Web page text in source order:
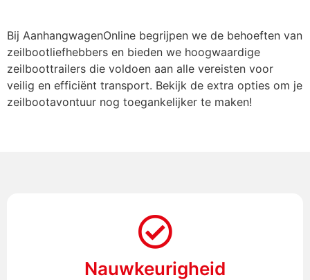
Bij AanhangwagenOnline begrijpen we de behoeften van
zeilbootliefhebbers en bieden we hoogwaardige
zeilboottrailers die voldoen aan alle vereisten voor
veilig en efficiënt transport. Bekijk de extra opties om je
zeilbootavontuur nog toegankelijker te maken!
Nauwkeurigheid